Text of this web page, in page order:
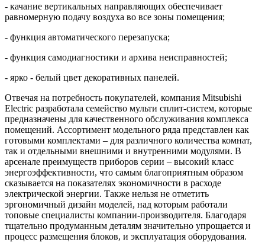
- качание вертикальных направляющих обеспечивает
равномерную подачу воздуха во все зоны помещения;
- функция автоматического перезапуска;
- функция самодиагностики и архива неисправностей;
- ярко - белый цвет декоративных панелей.
Отвечая на потребность покупателей, компания Mitsubishi
Electric разработала семейство мульти сплит-систем, которые
предназначены для качественного обслуживания комплекса
помещений. Ассортимент модельного ряда представлен как
готовыми комплектами – для различного количества комнат,
так и отдельными внешними и внутренними модулями. В
арсенале преимуществ приборов серии – высокий класс
энергоэффективности, что самым благоприятным образом
сказывается на показателях экономичности в расходе
электрической энергии. Также нельзя не отметить
эргономичный дизайн моделей, над которым работали
топовые специалисты компании-производителя. Благодаря
тщательно продуманным деталям значительно упрощается и
процесс размещения блоков, и эксплуатация оборудования.